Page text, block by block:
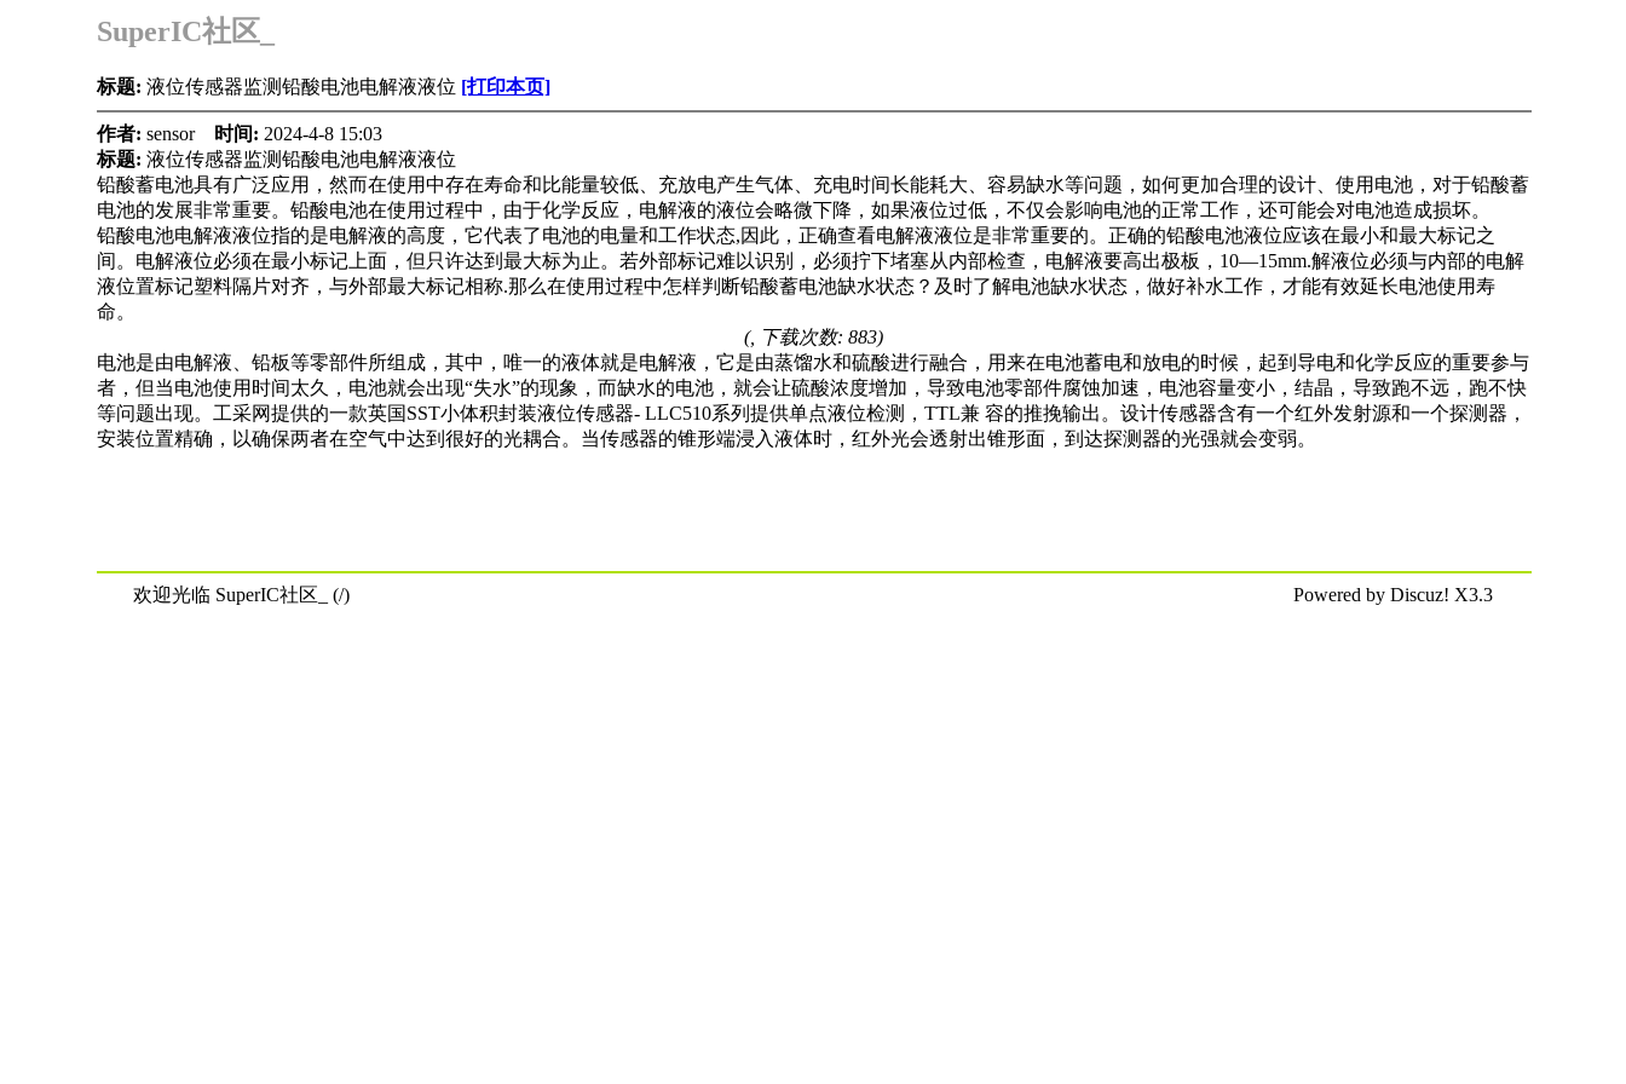
SuperIC社区_
标题: 液位传感器监测铅酸电池电解液液位 [打印本页]
作者: sensor 时间: 2024-4-8 15:03
标题: 液位传感器监测铅酸电池电解液液位
铅酸蓄电池具有广泛应用，然而在使用中存在寿命和比能量较低、充放电产生气体、充电时间长能耗大、容易缺水等问题，如何更加合理的设计、使用电池，对于铅酸蓄
电池的发展非常重要。铅酸电池在使用过程中，由于化学反应，电解液的液位会略微下降，如果液位过低，不仅会影响电池的正常工作，还可能会对电池造成损坏。
铅酸电池电解液液位指的是电解液的高度，它代表了电池的电量和工作状态,因此，正确查看电解液液位是非常重要的。正确的铅酸电池液位应该在最小和最大标记之
间。电解液位必须在最小标记上面，但只许达到最大标为止。若外部标记难以识别，必须拧下堵塞从内部检查，电解液要高出极板， 10—15mm.解液位必须与内部的电解
液位置标记塑料隔片对齐，与外部最大标记相称.那么在使用过程中怎样判断铅酸蓄电池缺水状态？及时了解电池缺水状态，做好补水工作，才能有效延长电池使用寿
命。
(, 下载次数: 883)
电池是由电解液、铅板等零部件所组成，其中，唯一的液体就是电解液，它是由蒸馏水和硫酸进行融合，用来在电池蓄电和放电的时候，起到导电和化学反应的重要参与
者，但当电池使用时间太久，电池就会出现“失水”的现象，而缺水的电池，就会让硫酸浓度增加，导致电池零部件腐蚀加速，电池容量变小，结晶，导致跑不远，跑不快
等问题出现。 工采网提供的一款英国SST小体积封装液位传感器- LLC510系列提供单点液位检测，TTL兼 容的推挽输出。设计传感器含有一个红外发射源和一个探测器，
安装位置精确，以确保两者在空气中达到很好的光耦合。当传感器的锥形端浸入液体时，红外光会透射出锥形面，到达探测器的光强就会变弱。
欢迎光临 SuperIC社区_ (/) Powered by Discuz! X3.3